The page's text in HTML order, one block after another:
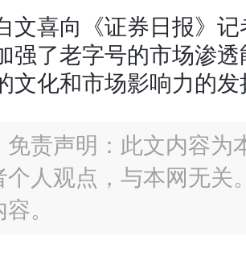
文喜向《证券日报》
强了老字号的市场渗
文化和市场影响力的
免责声明：此文内容为
个人观点，与本网无关
。